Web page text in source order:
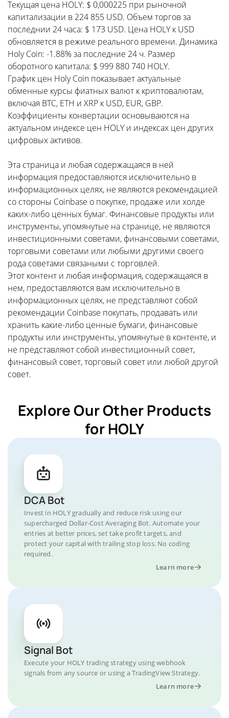
Текущая цена HOLY: $ 0,000225 при рыночной
капитализации в 224 855 USD. Объем торгов за
последнии 24 часа: $ 173 USD. Цена HOLY к USD
обновляется в режиме реального времени. Динамика
Holy Coin: -1.88% за последние 24 ч. Размер
оборотного капитала: $ 999 880 740 HOLY.
График цен Holy Coin показывает актуальные
обменные курсы фиатных валют к криптовалютам,
включая BTC, ETH и XRP к USD, EUR, GBP.
Коэффициенты конвертации основываются на
актуальном индексе цен HOLY и индексах цен других
цифровых активов.
Эта страница и любая содержащаяся в ней
информация предоставляются исключительно в
информационных целях, не являются рекомендацией
со стороны Coinbase о покупке, продаже или холде
каких-либо ценных бумаг. Финансовые продукты или
инструменты, упомянутые на странице, не являются
инвестиционными советами, финансовыми советами,
торговыми советами или любыми другими своего
рода советами связаными с торговлей.
Этот контент и любая информация, содержащаяся в
нем, предоставляются вам исключительно в
информационных целях, не представляют собой
рекомендации Coinbase покупать, продавать или
хранить какие-либо ценные бумаги, финансовые
продукты или инструменты, упомянутые в контенте, и
не представляют собой инвестиционный совет,
финансовый совет, торговый совет или любой другой
совет.
Explore Our Other Products
for HOLY
DCA Bot
Invest in HOLY gradually and reduce risk using our
supercharged Dollar-Cost Averaging Bot. Automate your
entries at better prices, set take profit targets, and
protect your capital with trailing stop loss. No coding
required.
Learn more
Signal Bot
Execute your HOLY trading strategy using webhook
signals from any source or using a TradingView Strategy.
Learn more